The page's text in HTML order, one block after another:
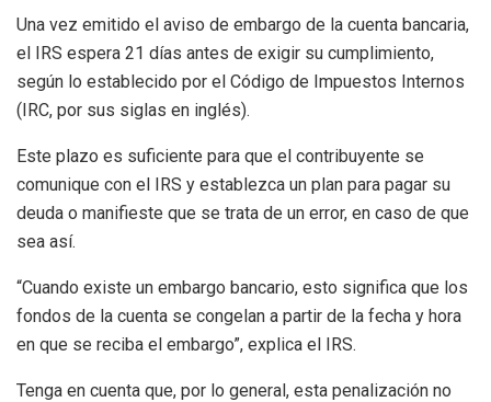
Una vez emitido el aviso de embargo de la cuenta bancaria,
el IRS espera 21 días antes de exigir su cumplimiento,
según lo establecido por el Código de Impuestos Internos
(IRC, por sus siglas en inglés).
Este plazo es suficiente para que el contribuyente se
comunique con el IRS y establezca un plan para pagar su
deuda o manifieste que se trata de un error, en caso de que
sea así.
“Cuando existe un embargo bancario, esto significa que los
fondos de la cuenta se congelan a partir de la fecha y hora
en que se reciba el embargo”, explica el IRS.
Tenga en cuenta que, por lo general, esta penalización no